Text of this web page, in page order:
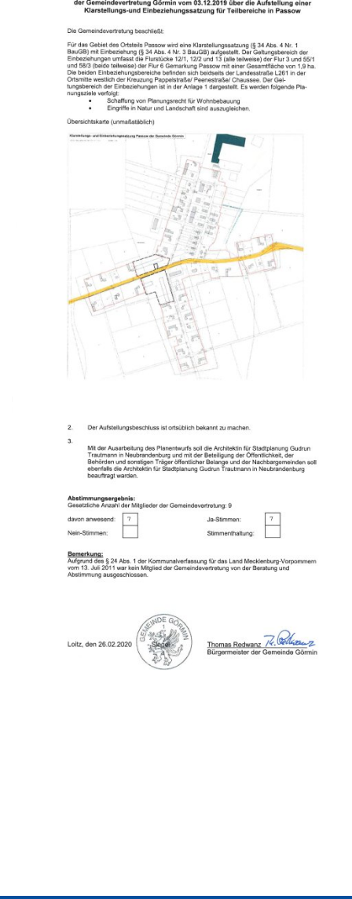
Gesundheit
Feuerwehr
Wohnungsangebote
Sophia Hedwig
Kfz-Zulassung
Gewerbe Online
Fundtiere